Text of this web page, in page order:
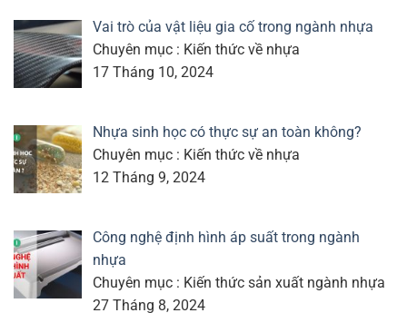
Vai trò của vật liệu gia cố trong ngành nhựa
Chuyên mục : Kiến thức về nhựa
17 Tháng 10, 2024
Nhựa sinh học có thực sự an toàn không?
Chuyên mục : Kiến thức về nhựa
12 Tháng 9, 2024
Công nghệ định hình áp suất trong ngành
nhựa
Chuyên mục : Kiến thức sản xuất ngành nhựa
27 Tháng 8, 2024